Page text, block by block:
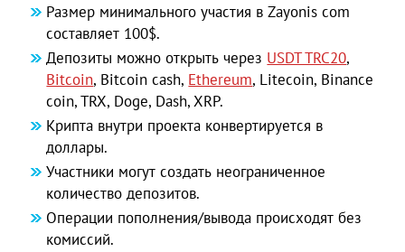
Размер минимального участия в Zayonis com
составляет 100$.
Депозиты можно открыть через USDT TRC20,
Bitcoin, Bitcoin cash, Ethereum, Litecoin, Binance
coin, TRX, Doge, Dash, XRP.
Крипта внутри проекта конвертируется в
доллары.
Участники могут создать неограниченное
количество депозитов.
Операции пополнения/вывода происходят без
комиссий.